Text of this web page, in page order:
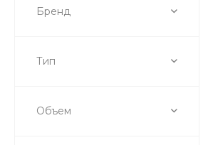
Бренд
Тип
Объем